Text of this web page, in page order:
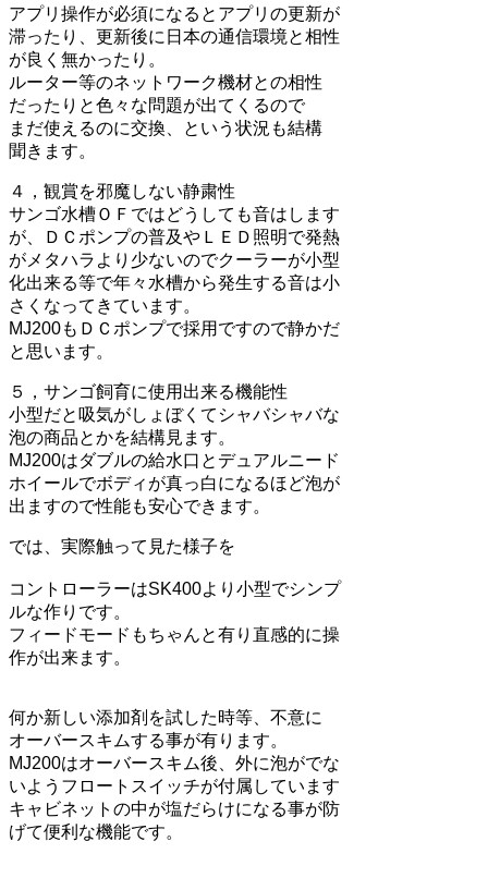
アプリ操作が必須になるとアプリの更新が
滞ったり、更新後に日本の通信環境と相性
が良く無かったり。
ルーター等のネットワーク機材との相性
だったりと色々な問題が出てくるので
まだ使えるのに交換、という状況も結構
聞きます。
４，観賞を邪魔しない静粛性
サンゴ水槽ＯＦではどうしても音はします
が、ＤＣポンプの普及やＬＥＤ照明で発熱
がメタハラより少ないのでクーラーが小型
化出来る等で年々水槽から発生する音は小
さくなってきています。
MJ200もＤＣポンプで採用ですので静かだ
と思います。
５，サンゴ飼育に使用出来る機能性
小型だと吸気がしょぼくてシャバシャバな
泡の商品とかを結構見ます。
MJ200はダブルの給水口とデュアルニード
ホイールでボディが真っ白になるほど泡が
出ますので性能も安心できます。
では、実際触って見た様子を
コントローラーはSK400より小型でシンプ
ルな作りです。
フィードモードもちゃんと有り直感的に操
作が出来ます。
何か新しい添加剤を試した時等、不意に
オーバースキムする事が有ります。
MJ200はオーバースキム後、外に泡がでな
いようフロートスイッチが付属しています
キャビネットの中が塩だらけになる事が防
げて便利な機能です。